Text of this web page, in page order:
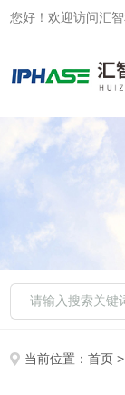
您好！欢迎访问汇
当前位置：首页 >